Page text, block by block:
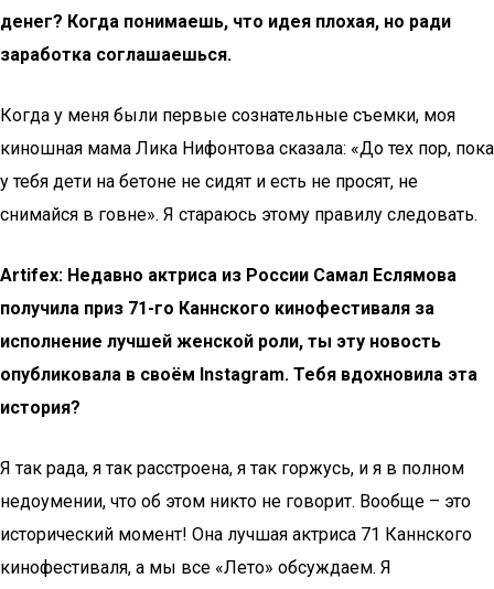
денег? Когда понимаешь, что идея плохая, но ради
заработка соглашаешься.
Когда у меня были первые сознательные съемки, моя
киношная мама Лика Нифонтова сказала: «До тех пор, пока
у тебя дети на бетоне не сидят и есть не просят, не
снимайся в говне». Я стараюсь этому правилу следовать.
Artifex: Недавно актриса из России Самал Еслямова
получила приз 71-го Каннского кинофестиваля за
исполнение лучшей женской роли, ты эту новость
опубликовала в своём Instagram. Тебя вдохновила эта
история?
Я так рада, я так расстроена, я так горжусь, и я в полном
недоумении, что об этом никто не говорит. Вообще – это
исторический момент! Она лучшая актриса 71 Каннского
кинофестиваля, а мы все «Лето» обсуждаем. Я